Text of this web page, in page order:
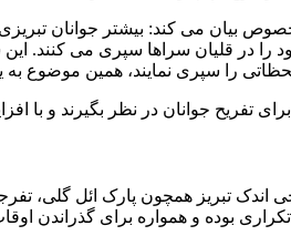
بیان می کند: بیشتر جوانان
در قلیان سراها سپری می کنند. این
را سپری نمایند، همین موضوع
تفریح جوانان در نظر بگیرند و
تبریز همچون پارک ائل گلی،
تکراری بوده و همواره برای گذراندن